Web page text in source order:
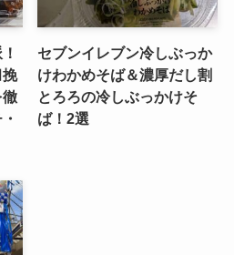
徹
セブンイレブン冷しぶっか
けわかめそば＆濃厚だし割
とろろの冷しぶっかけそ
ば！2選